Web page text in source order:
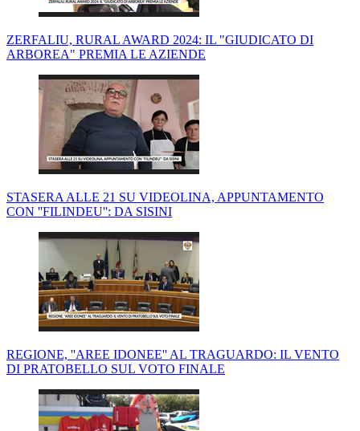
ZERFALIU, RURAL AWARD 2024: IL "GIUDICATO DI
ARBOREA" PREMIA LE AZIENDE
STASERA ALLE 21 SU VIDEOLINA, APPUNTAMENTO
CON ''FILINDEU'': DA SISINI
REGIONE, ''AREE IDONEE'' AL TRAGUARDO: IL VENTO
DI PRATOBELLO SUL VOTO FINALE